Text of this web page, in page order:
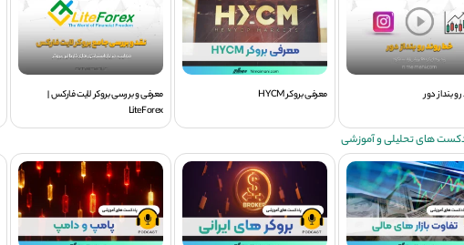
بنداز دور معرفی بروکر HYCM
معرفی و بررسی بروکر لایت فارکس |
LiteForex
های تحلیلی و آموزشی